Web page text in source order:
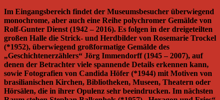
Im Eingangsbereich findet der Museumsbesucher überwiegend
monochrome, aber auch eine Reihe polychromer Gemälde von
Rolf-Gunter Dienst (1942 – 2016). Es folgen in der dreigeteilten
großen Halle die Strick- und Herdbilder von Rosemarie Trockel
(*1952), überwiegend großformatige Gemälde des
„Geschichtenerzählers“ Jörg Immendorff (1945 – 2007), auf
denen der Betrachter viele spannende Details erkennen kann,
sowie Fotografien von Candida Höfer (*1944) mit Motiven von
brasilianischen Kirchen, Bibliotheken, Museen, Theatern oder
Hörsälen, die in ihrer Opulenz sehr beeindrucken. Im nächsten